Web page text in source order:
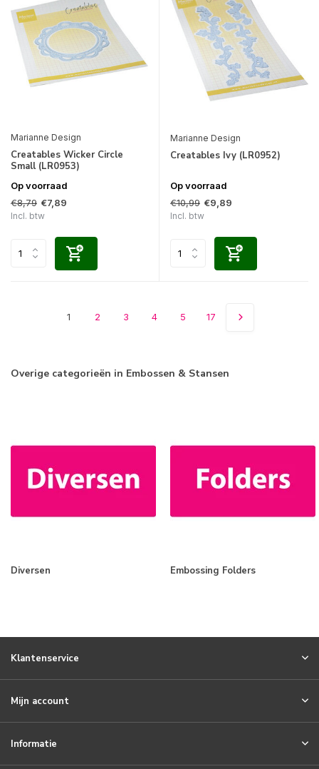
Marianne Design
Creatables Wicker Circle
Small (LR0953)
Op voorraad
€8,79 €7,89
Incl. btw
Marianne Design
Creatables Ivy (LR0952)
Op voorraad
€10,99 €9,89
Incl. btw
1 2 3 4 5 17
Overige categorieën in Embossen & Stansen
Diversen Embossing Folders
Klantenservice
Mijn account
Informatie